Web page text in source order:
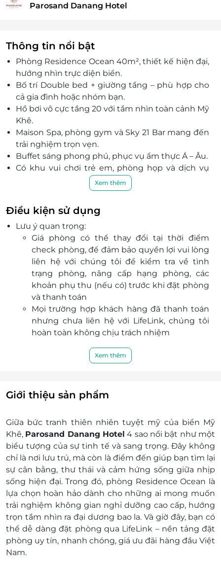
Parosand Danang Hotel
Thông tin nổi bật
Phòng Residence Ocean 40m², thiết kế hiện đại,
hướng nhìn trực diện biển.
Bố trí Double bed + giường tầng – phù hợp cho
cả gia đình hoặc nhóm bạn.
Hồ bơi vô cực tầng 20 với tầm nhìn toàn cảnh Mỹ
Khê.
Maison Spa, phòng gym và Sky 21 Bar mang đến
trải nghiệm trọn vẹn.
Buffet sáng phong phú, phục vụ ẩm thực Á – Âu.
Có khu vui chơi trẻ em, phòng họp và dịch vụ
tiện nghi chuẩn 4 sao.
Khách sạn nằm ngay trên đường Võ Nguyên
Giáp, chỉ cách bãi biển Mỹ Khê, Công viên Biển
Đông, Bãi biển Phạm Văn Đồng vài bước chân;
cách Cầu Rồng, Cầu sông Hàn, Bảo tàng Điêu
khắc Chăm khoảng 2km.
Đặt ngay voucher giảm giá qua LifeLink.vn để
trải nghiệm đặt dịch vụ tiện lợi và kỳ nghỉ đẳng
Xem thêm
Điều kiện sử dụng
Lưu ý quan trọng:
Giá phòng có thể thay đổi tại thời điểm
check phòng, để đảm bảo quyền lợi vui lòng
liên hệ với chúng tôi để kiểm tra về tình
trạng phòng, nâng cấp hạng phòng, các
khoản phụ thu (nếu có) trước khi đặt phòng
và thanh toán
Mọi trường hợp khách hàng đã thanh toán
nhưng chưa liên hệ với LifeLink, chúng tôi
hoàn toàn không chịu trách nhiệm
Hướng nhìn: Biển
trang thiết bị hiện đại
Tiện ích khác:
Nước uống chào đón khi nhận phòng
Ăn sáng cho số khách tiêu chuẩn/phòng
Miễn phí 02 chai nước uống mỗi ngày
trong phòng
Miễn phí sử dụng phòng gym, Kid Club
và bể bơi vô cực ngoài trời
Miễn phí truy cập internet trong phòng
và các khu vực khác
Giá trên đã bao gồm phí phục vụ và thuế
Xem thêm
Giới thiệu sản phẩm
Giữa bức tranh thiên nhiên tuyệt mỹ của biển Mỹ
Khê, Parosand Danang Hotel 4 sao nổi bật như một
biểu tượng của sự tinh tế và sang trọng. Đây không
chỉ là nơi lưu trú, mà còn là điểm đến giúp bạn tìm lại
sự cân bằng, thư thái và cảm hứng sống giữa nhịp
sống hiện đại. Trong đó, phòng Residence Ocean là
lựa chọn hoàn hảo dành cho những ai mong muốn
trải nghiệm không gian nghỉ dưỡng cao cấp, hướng
trọn tầm nhìn ra đại dương bao la. Và giờ đây, bạn có
thể dễ dàng đặt phòng qua LifeLink – nền tảng đặt
phòng uy tín, nhanh chóng, giá ưu đãi hàng đầu Việt
Nam.